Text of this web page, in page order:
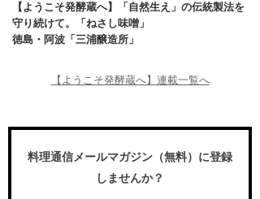
【ようこそ発酵蔵へ】「自然生え」の伝統製法を
守り続けて。「ねさし味噌」
徳島・阿波「三浦醸造所」
【ようこそ発酵蔵へ】連載一覧へ
料理通信メールマガジン（無料）に登録
しませんか？